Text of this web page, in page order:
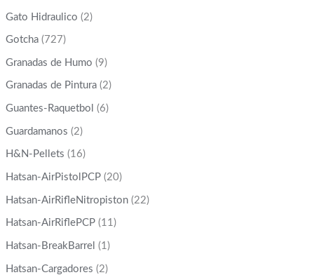
Gato Hidraulico (2)
Gotcha (727)
Granadas de Humo (9)
Granadas de Pintura (2)
Guantes-Raquetbol (6)
Guardamanos (2)
H&N-Pellets (16)
Hatsan-AirPistolPCP (20)
Hatsan-AirRifleNitropiston (22)
Hatsan-AirRiflePCP (11)
Hatsan-BreakBarrel (1)
Hatsan-Cargadores (2)